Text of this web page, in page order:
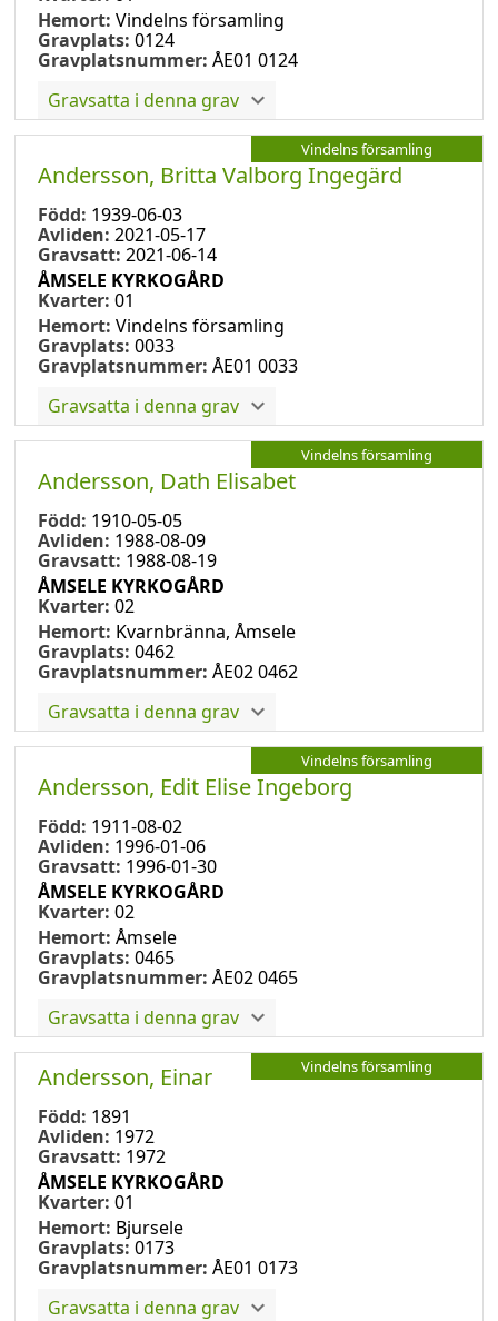
Hemort: Vindelns församling
Gravplats: 0124
Gravplatsnummer: ÅE01 0124
Gravsatta i denna grav
Vindelns församling
Andersson, Britta Valborg Ingegärd
Född: 1939-06-03
Avliden: 2021-05-17
Gravsatt: 2021-06-14
ÅMSELE KYRKOGÅRD
Kvarter: 01
Hemort: Vindelns församling
Gravplats: 0033
Gravplatsnummer: ÅE01 0033
Gravsatta i denna grav
Vindelns församling
Andersson, Dath Elisabet
Född: 1910-05-05
Avliden: 1988-08-09
Gravsatt: 1988-08-19
ÅMSELE KYRKOGÅRD
Kvarter: 02
Hemort: Kvarnbränna, Åmsele
Gravplats: 0462
Gravplatsnummer: ÅE02 0462
Gravsatta i denna grav
Vindelns församling
Andersson, Edit Elise Ingeborg
Född: 1911-08-02
Avliden: 1996-01-06
Gravsatt: 1996-01-30
ÅMSELE KYRKOGÅRD
Kvarter: 02
Hemort: Åmsele
Gravplats: 0465
Gravplatsnummer: ÅE02 0465
Gravsatta i denna grav
Vindelns församling
Andersson, Einar
Född: 1891
Avliden: 1972
Gravsatt: 1972
ÅMSELE KYRKOGÅRD
Kvarter: 01
Hemort: Bjursele
Gravplats: 0173
Gravplatsnummer: ÅE01 0173
Gravsatta i denna grav